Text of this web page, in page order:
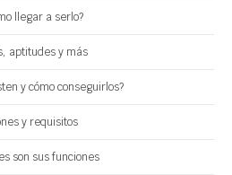
llegar a serlo?
aptitudes y más
y cómo conseguirlos?
y requisitos
son sus funciones